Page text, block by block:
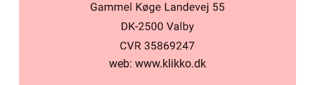
web: www.klikko.dk